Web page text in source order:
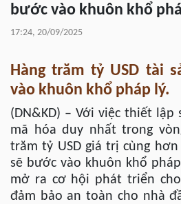
bước vào khuôn khổ
17:24, 20/09/2025
Hàng trăm tỷ USD tài
vào khuôn khổ pháp lý.
(DN&KD) – Với việc thiết lập
mã hóa duy nhất trong
trăm tỷ USD giá trị cùng
sẽ bước vào khuôn khổ
mở ra cơ hội phát triển
đảm bảo an toàn cho nhà